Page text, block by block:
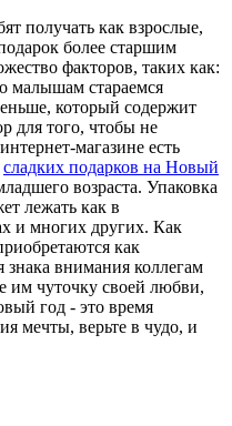
получать как взрослые,
более старшим
факторов, таких как:
малышам стараемся
который содержит
для того, чтобы не
магазине есть
сладких подарков на Новый
возраста. Упаковка
лежать как в
и многих других. Как
как
знака внимания коллегам
им чуточку своей любви,
год - это время
мечты, верьте в чудо, и